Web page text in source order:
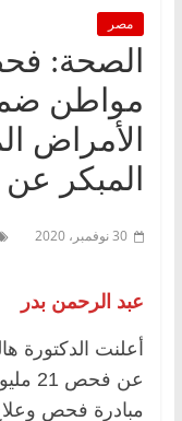
مصر
مواطن
الأمراض
المبكر عن
30 نوفمبر، 2020
عبد الرحمن بدر
أعلنت الدكتورة
مبادرة فحص